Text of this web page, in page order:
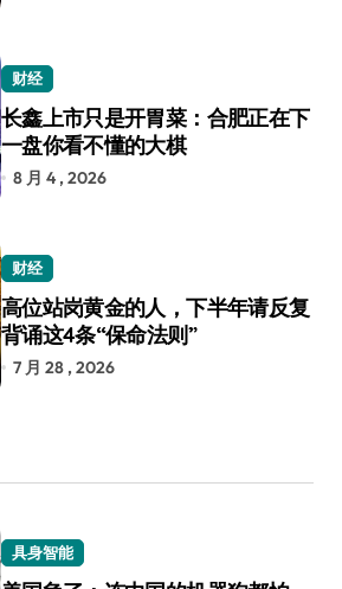
财经
长鑫上市只是开胃菜：合肥正在下
一盘你看不懂的大棋
8 月 4 , 2026
财经
高位站岗黄金的人，下半年请反复
背诵这4条“保命法则”
7 月 28 , 2026
具身智能